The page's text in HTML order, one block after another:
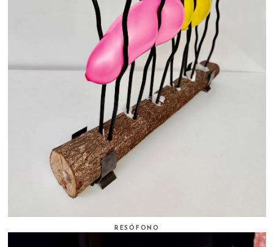
RESÓFONO